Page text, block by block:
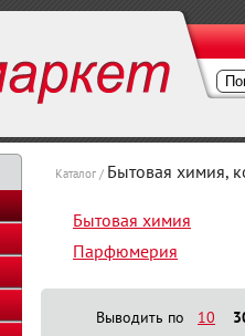
Каталог / Бытовая химия,
Бытовая химия
Парфюмерия
Выводить по 10